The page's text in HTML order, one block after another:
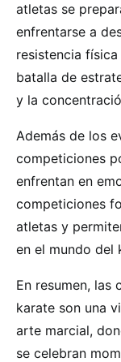
atletas se
enfrentarse a
resistencia
batalla de
y la
Además de los
competiciones
enfrentan en
competiciones
atletas y
en el mundo del
En resumen, las
karate son una
arte marcial,
se celebran